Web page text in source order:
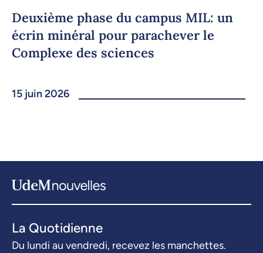
Deuxième phase du campus MIL: un
écrin minéral pour parachever le
Complexe des sciences
15 juin 2026
La Quotidienne
Du lundi au vendredi, recevez les manchettes.